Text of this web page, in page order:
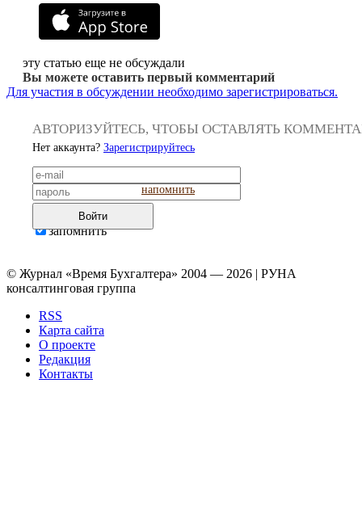
эту статью еще не обсуждали
Вы можете оставить первый комментарий
Для участия в обсуждении необходимо зарегистрироваться.
АВТОРИЗУЙТЕСЬ, ЧТОБЫ ОСТАВЛЯТЬ
Нет аккаунта? Зарегистрируйтесь
напомнить
Войти
запомнить
© Журнал «Время Бухгалтера» 2004 — 2026 | РУНА
консалтинговая группа
RSS
Карта сайта
О проекте
Редакция
Контакты